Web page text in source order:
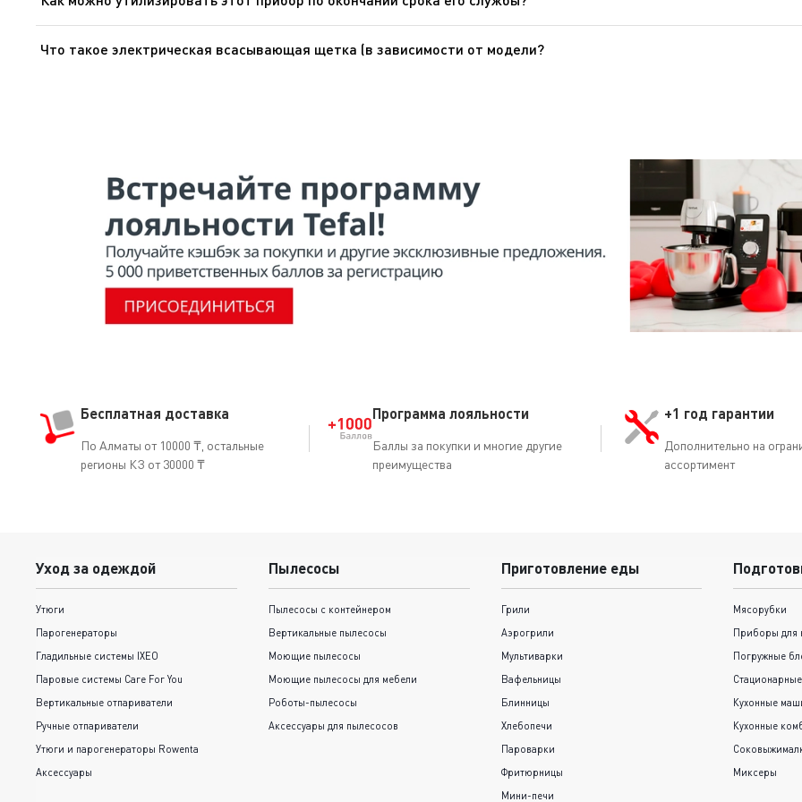
В Вашем приборе содержатся ценные материалы, которые могут быть подвергнуты вторичной переработке.
Что такое электрическая всасывающая щетка (в зависимости от модели?
Бесплатная доставка
По Алматы от 10000 ₸, остальные
регионы КЗ от 30000 ₸
Программа лояльности
Баллы за покупки и многие другие
преимущества
+1 год гарантии
Дополнительно на
ассортимент
Уход за одеждой
Утюги
Парогенераторы
Гладильные системы IXEO
Паровые системы Care For You
Вертикальные отпариватели
Ручные отпариватели
Утюги и парогенераторы Rowenta
Аксессуары
Пылесосы
Пылесосы с контейнером
Вертикальные пылесосы
Моющие пылесосы
Моющие пылесосы для мебели
Роботы-пылесосы
Аксессуары для пылесосов
Приготовление еды
Грили
Аэрогрили
Мультиварки
Вафельницы
Блинницы
Хлебопечи
Пароварки
Фритюрницы
Мини-печи
Мясорубки
Приборы для
Погружные
Кухонные
Кухонные
Миксеры